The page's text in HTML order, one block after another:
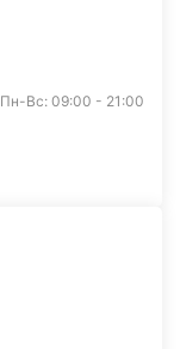
Пн-Вс: 09:00 - 21:00